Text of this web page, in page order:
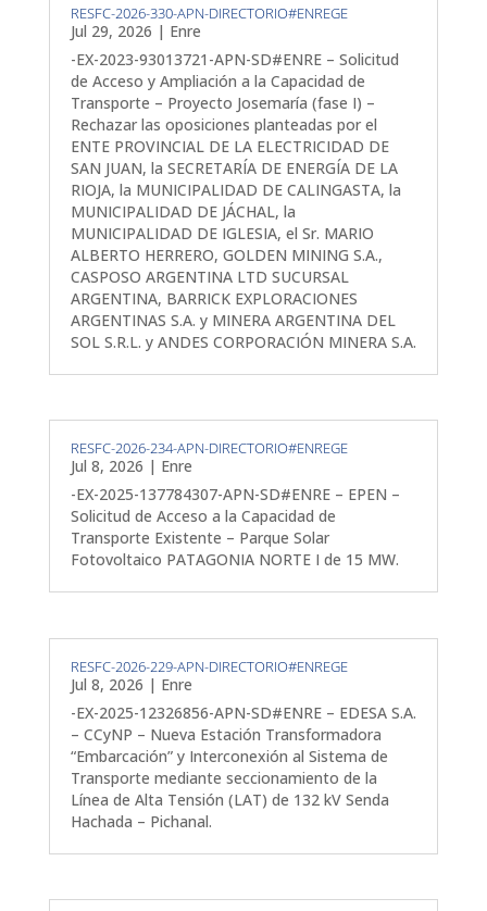
RESFC-2026-330-APN-DIRECTORIO#ENREGE
Jul 29, 2026 | Enre
-EX-2023-93013721-APN-SD#ENRE – Solicitud
de Acceso y Ampliación a la Capacidad de
Transporte – Proyecto Josemaría (fase I) –
Rechazar las oposiciones planteadas por el
ENTE PROVINCIAL DE LA ELECTRICIDAD DE
SAN JUAN, la SECRETARÍA DE ENERGÍA DE LA
RIOJA, la MUNICIPALIDAD DE CALINGASTA, la
MUNICIPALIDAD DE JÁCHAL, la
MUNICIPALIDAD DE IGLESIA, el Sr. MARIO
ALBERTO HERRERO, GOLDEN MINING S.A.,
CASPOSO ARGENTINA LTD SUCURSAL
ARGENTINA, BARRICK EXPLORACIONES
ARGENTINAS S.A. y MINERA ARGENTINA DEL
SOL S.R.L. y ANDES CORPORACIÓN MINERA S.A.
RESFC-2026-234-APN-DIRECTORIO#ENREGE
Jul 8, 2026 | Enre
-EX-2025-137784307-APN-SD#ENRE – EPEN –
Solicitud de Acceso a la Capacidad de
Transporte Existente – Parque Solar
Fotovoltaico PATAGONIA NORTE I de 15 MW.
RESFC-2026-229-APN-DIRECTORIO#ENREGE
Jul 8, 2026 | Enre
-EX-2025-12326856-APN-SD#ENRE – EDESA S.A.
– CCyNP – Nueva Estación Transformadora
“Embarcación” y Interconexión al Sistema de
Transporte mediante seccionamiento de la
Línea de Alta Tensión (LAT) de 132 kV Senda
Hachada – Pichanal.